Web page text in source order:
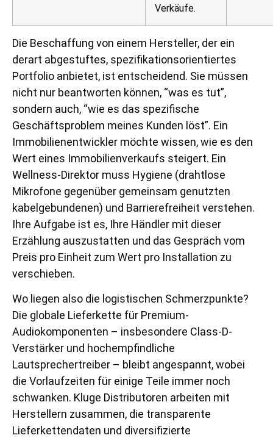
Verkäufe.
Die Beschaffung von einem Hersteller, der ein
derart abgestuftes, spezifikationsorientiertes
Portfolio anbietet, ist entscheidend. Sie müssen
nicht nur beantworten können, “was es tut”,
sondern auch, “wie es das spezifische
Geschäftsproblem meines Kunden löst”. Ein
Immobilienentwickler möchte wissen, wie es den
Wert eines Immobilienverkaufs steigert. Ein
Wellness-Direktor muss Hygiene (drahtlose
Mikrofone gegenüber gemeinsam genutzten
kabelgebundenen) und Barrierefreiheit verstehen.
Ihre Aufgabe ist es, Ihre Händler mit dieser
Erzählung auszustatten und das Gespräch vom
Preis pro Einheit zum Wert pro Installation zu
verschieben.
Wo liegen also die logistischen Schmerzpunkte?
Die globale Lieferkette für Premium-
Audiokomponenten – insbesondere Class-D-
Verstärker und hochempfindliche
Lautsprechertreiber – bleibt angespannt, wobei
die Vorlaufzeiten für einige Teile immer noch
schwanken. Kluge Distributoren arbeiten mit
Herstellern zusammen, die transparente
Lieferkettendaten und diversifizierte